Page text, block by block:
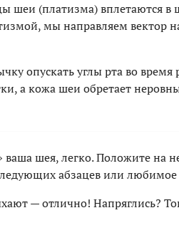
шеи (платизма) вплетаются в
мы направляем вектор
опускать углы рта во время
а кожа шеи обретает
ваша шея, легко. Положите на
абзацев или любимое
— отлично! Напряглись?